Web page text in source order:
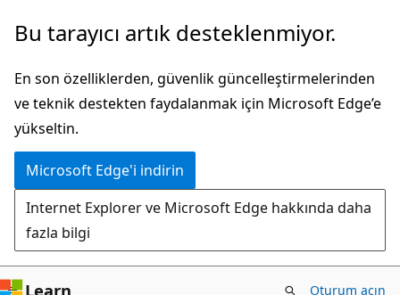
Ana
atla
Bu tarayıcı artık desteklenmiyor.
En son özelliklerden, güvenlik güncelleştirmelerinden
ve teknik destekten faydalanmak için Microsoft Edge’e
yükseltin.
Microsoft Edge'i indirin
Internet Explorer ve Microsoft Edge hakkında daha
fazla bilgi
Learn Oturum açın